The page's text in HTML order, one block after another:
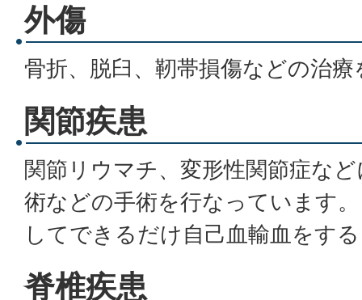
外傷
骨折、脱臼、靭帯損傷などの治
関節疾患
関節リウマチ、変形性関節症な
術などの手術を行なっています
してできるだけ自己血輸血をす
脊椎疾患